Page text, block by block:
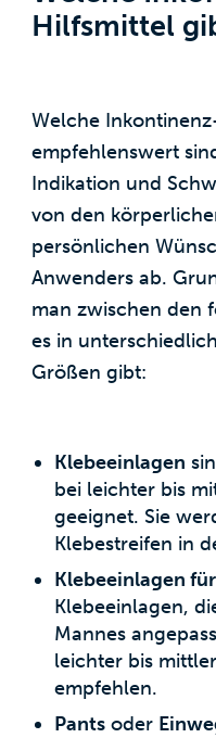
Hilfsmittel
Welche
empfehlenswert
Indikation und
von den
persönlichen
Anwenders ab.
man zwischen den
es in
Größen gibt:
Klebeeinlagen
bei leichter bis
geeignet. Sie
Klebestreifen in
Klebeeinlagen
Klebeeinlagen,
Mannes
leichter bis
empfehlen.
Pantsoder